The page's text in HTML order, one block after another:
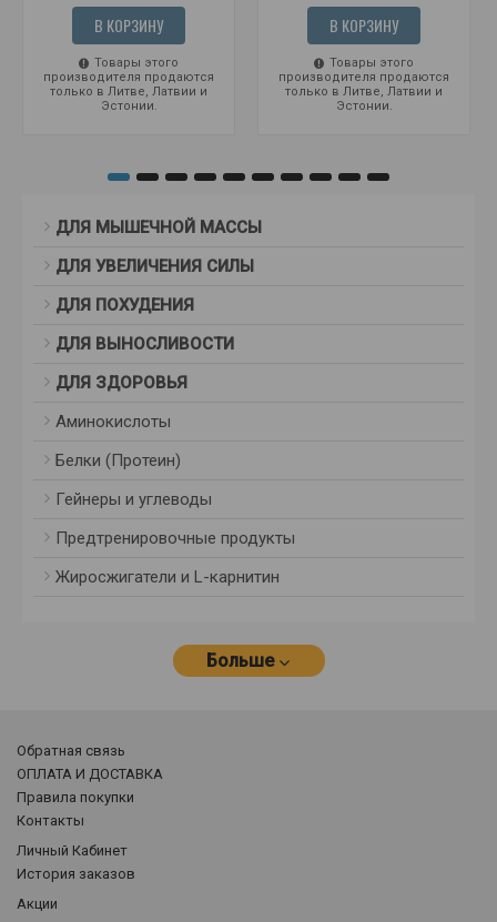
В КОРЗИНУ
Товары этого
производителя продаются
только в Литве, Латвии и
Эстонии.
В КОРЗИНУ
Товары этого
производителя продаются
только в Литве, Латвии и
Эстонии.
ДЛЯ МЫШЕЧНОЙ МАССЫ
ДЛЯ УВЕЛИЧЕНИЯ СИЛЫ
ДЛЯ ПОХУДЕНИЯ
ДЛЯ ВЫНОСЛИВОСТИ
ДЛЯ ЗДОРОВЬЯ
Аминокислоты
Белки (Протеин)
Гейнеры и углеводы
Предтренировочные продукты
Жиросжигатели и L-карнитин
Больше
Обратная связь
ОПЛАТА И ДОСТАВКА
Правила покупки
Контакты
Личный Кабинет
История заказов
Акции